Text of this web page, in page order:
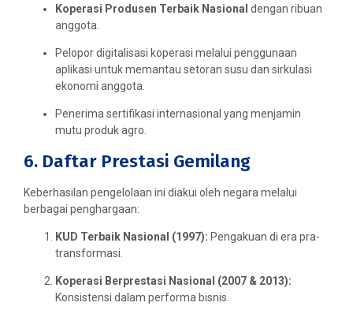
Koperasi Produsen Terbaik Nasional dengan ribuan
anggota.
Pelopor digitalisasi koperasi melalui penggunaan
aplikasi untuk memantau setoran susu dan sirkulasi
ekonomi anggota.
Penerima sertifikasi internasional yang menjamin
mutu produk agro.
6. Daftar Prestasi Gemilang
Keberhasilan pengelolaan ini diakui oleh negara melalui
berbagai penghargaan:
KUD Terbaik Nasional (1997): Pengakuan di era pra-
transformasi.
Koperasi Berprestasi Nasional (2007 & 2013):
Konsistensi dalam performa bisnis.